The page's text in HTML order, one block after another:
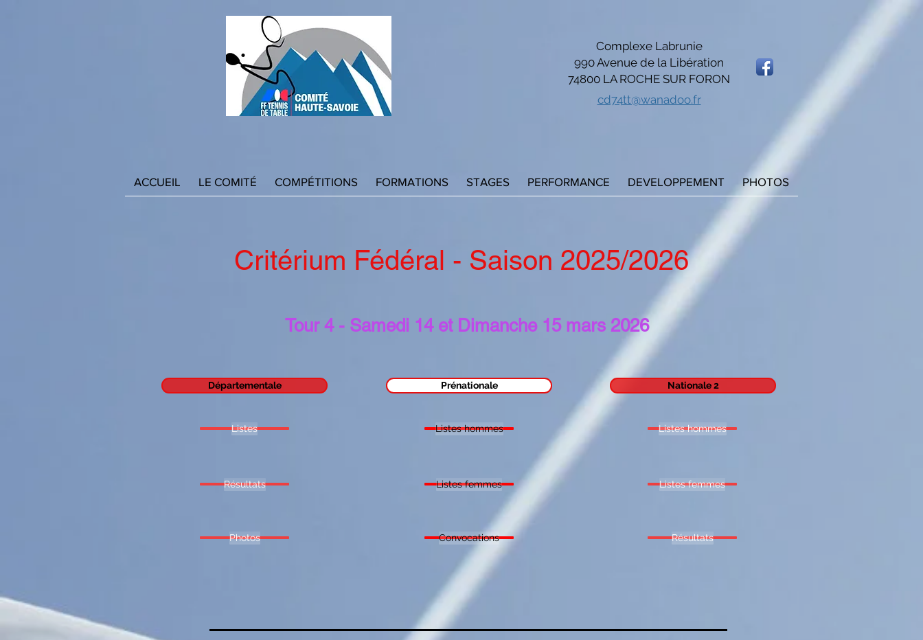
Complexe Labrunie
990 Avenue de la Libération
74800 LA ROCHE SUR FORON
cd74tt@wanadoo.fr
ACCUEIL LE COMITÉ COMPÉTITIONS FORMATIONS STAGES PERFORMANCE DEVELOPPEMENT PHOTOS
Critérium Fédéral - Saison 2025/2026
Tour 4 - Samedi 14 et Dimanche 15 mars 2026
Départementale
Listes
Résultats
Photos
Prénationale
Listes hommes
Listes femmes
Convocations
Nationale 2
Listes hommes
Listes femmes
Résultats